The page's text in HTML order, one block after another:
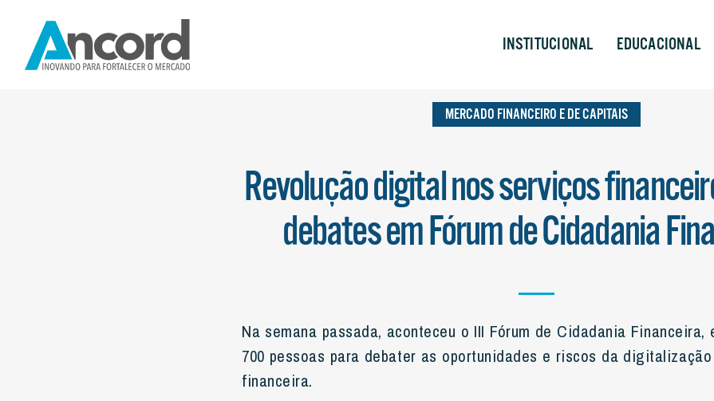
INSTITUCIONAL EDUCACIONAL
INSTITUCIONAL
MERCADO FINANCEIRO E DE CAPITAIS
Revolução digital nos serviços
debates em Fórum de Cidadania
Na semana passada, aconteceu o III Fórum de Cidadania Financeira,
700 pessoas para debater as oportunidades e riscos da
financeira.